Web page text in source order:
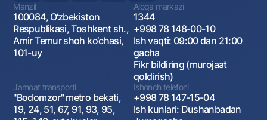
Manzil
100084, O‘zbekiston
Respublikasi, Toshkent sh.,
Amir Temur shoh ko‘chasi,
101-uy
Aloqa markazi
1344
+998 78 148-00-10
Ish vaqti: 09:00 dan 21:00
gacha
Fikr bildiring (murojaat
qoldirish)
Jamoat transporti
"Bodomzor" metro bekati,
19, 24, 51, 67, 91, 93, 95,
Ishonch telefoni
+998 78 147-15-04
Ish kunlari: Dushanbadan